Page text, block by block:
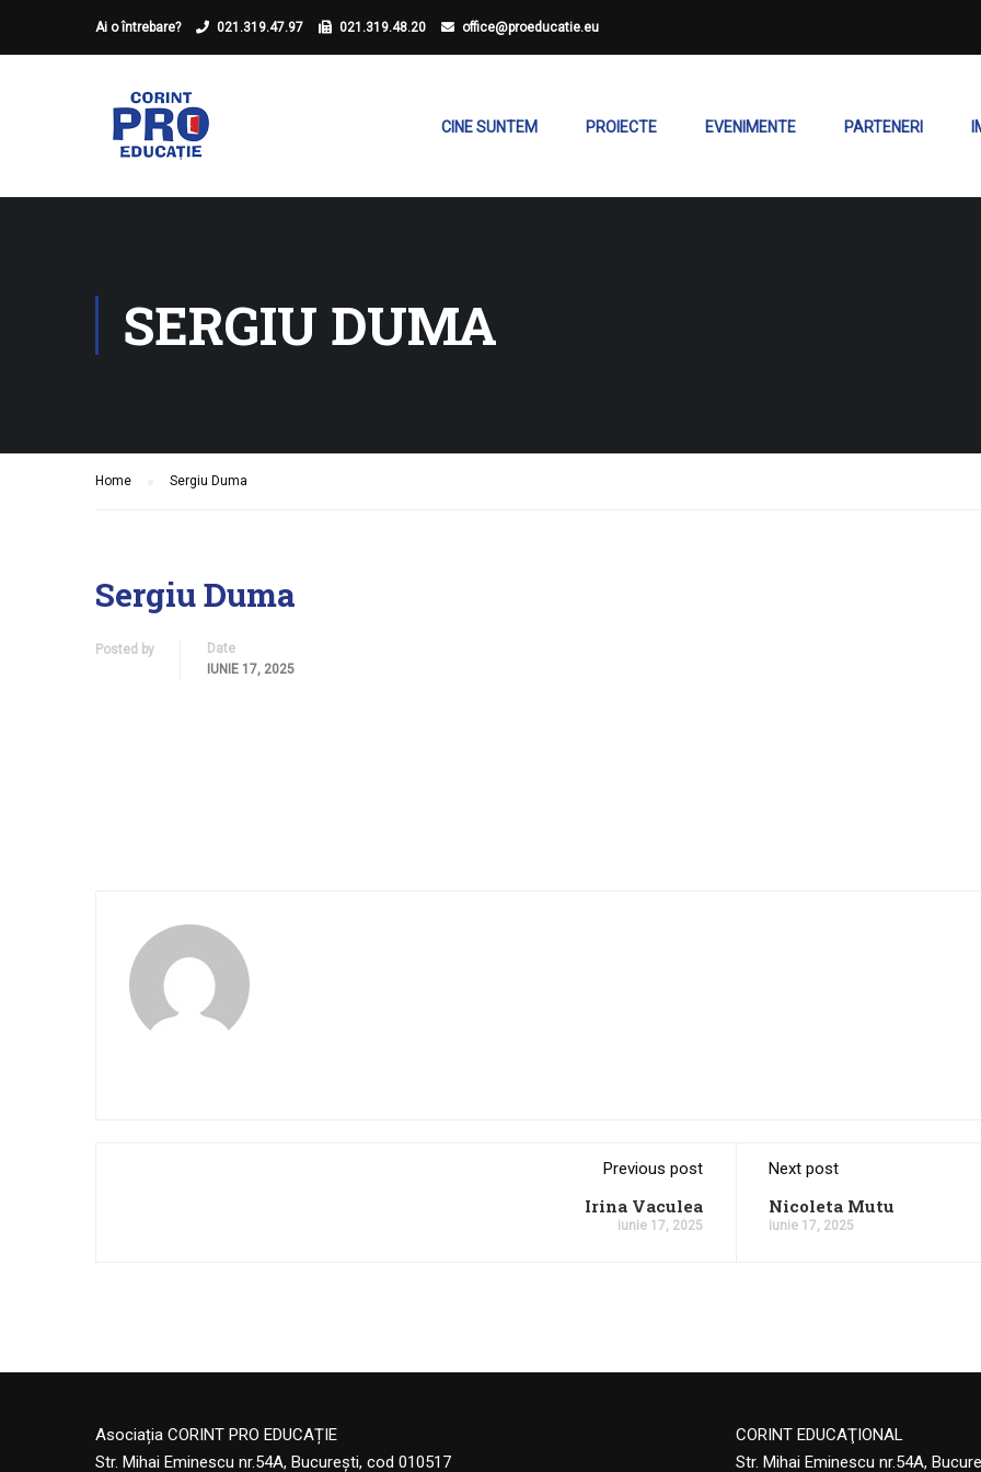
Ai o întrebare? 021.319.47.97 021.319.48.20 office@proeducatie.eu
CINE SUNTEM PROIECTE EVENIMENTE PARTENERI
SERGIU DUMA
Home Sergiu Duma
Sergiu Duma
Posted by
Date
IUNIE 17, 2025
Previous post
Irina Vaculea
iunie 17, 2025
Next post
Nicoleta Mutu
iunie 17, 2025
Asociația CORINT PRO EDUCAȚIE
Str. Mihai Eminescu nr.54A, București, cod 010517
CORINT EDUCAŢIONAL
Str. Mihai Eminescu nr.54A,